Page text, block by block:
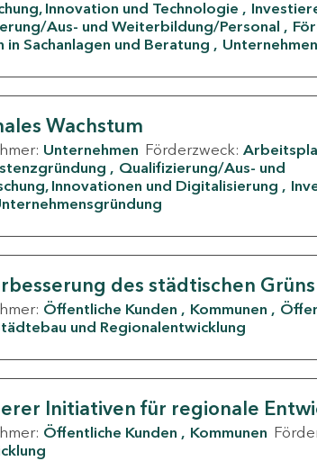
Innovation und Technologie
Aus- und Weiterbildung/Personal
in Sachanlagen und Beratung
Wachstum
Unternehmen Förderzweck:
Qualifizierung/Aus- und
Innovationen und Digitalisierung
des städtischen Grüns
Öffentliche Kunden Kommunen
und Regionalentwicklung
Initiativen für regionale
Öffentliche Kunden Kommunen